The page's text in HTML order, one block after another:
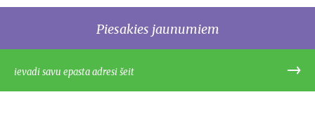
Piesakies jaunumiem